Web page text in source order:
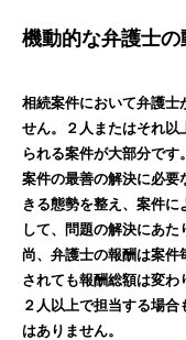
機動的な弁護士
相続案件において弁護士
せん。２人またはそれ以
られる案件が大部分で
案件の最善の解決に必要
きる態勢を整え、案件
して、問題の解決にあた
尚、弁護士の報酬は案件
されても報酬総額は変わ
２人以上で担当する場
はありません。